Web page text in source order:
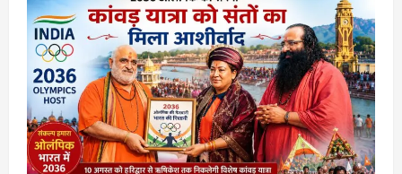
2
उत्तराखंड
2036 ओलंपिक का सपना लेकर निकलेगी
कांवड़ यात्रा, संतों ने दिया विजयी भव का
आशीर्वाद
August 6, 2026